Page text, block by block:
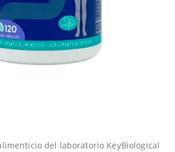
del laboratorio KeyBiological